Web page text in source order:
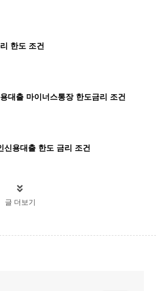
한도 조건
대출 마이너스통장 한도금리 조건
신용대출 한도 금리 조건
글 더보기